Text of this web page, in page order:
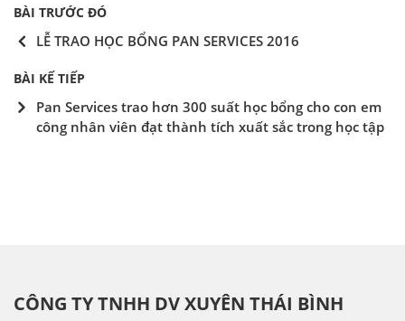
BÀI TRƯỚC ĐÓ
LỄ TRAO HỌC BỔNG PAN SERVICES 2016
BÀI KẾ TIẾP
Pan Services trao hơn 300 suất học bổng cho con em
công nhân viên đạt thành tích xuất sắc trong học tập
CÔNG TY TNHH DV XUYÊN THÁI BÌNH